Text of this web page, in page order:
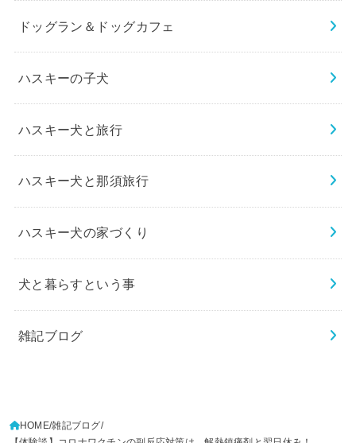
ドッグラン＆ドッグカフェ
ハスキーの子犬
ハスキー犬と旅行
ハスキー犬と那須旅行
ハスキー犬の家づくり
犬と暮らすという事
雑記ブログ
HOME 雑記ブログ